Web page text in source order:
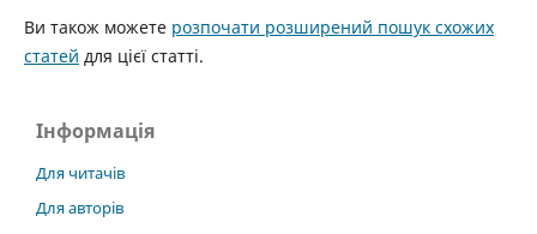
Ви також можете розпочати розширений пошук схожих
статей для цієї статті.
Інформація
Для читачів
Для авторів